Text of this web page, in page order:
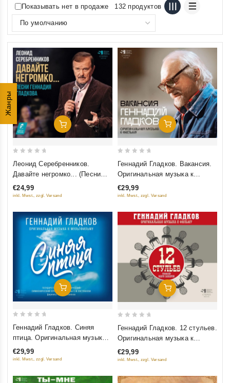
Жанры
Показывать нет в продаже 132 продуктов
Добавить В Корзину
5
Леонид Серебренников.
Давайте негромко... (Песни
Геннадия Гладкова)
€24,99
inkl. Mwst., zzgl. Versand
Добавить В Корзину
5
Геннадий Гладков. Вакансия.
Оригинальная музыка к
фильму
€29,99
inkl. Mwst., zzgl. Versand
Добавить В Корзину
5
Геннадий Гладков. Синяя
птица. Оригинальная музыка к
мультфильму
€29,99
inkl. Mwst., zzgl. Versand
Добавить В Корзину
5
Геннадий Гладков. 12 стульев.
Оригинальная музыка к
фильму
€29,99
inkl. Mwst., zzgl. Versand